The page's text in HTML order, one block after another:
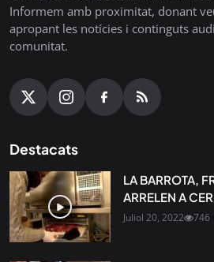
Informem amb proximitat, donant
apropant les notícies i continguts
comunitat.
Destacats
LA BARROTA,
ARRELEN A
Juliol 20, 2022 746